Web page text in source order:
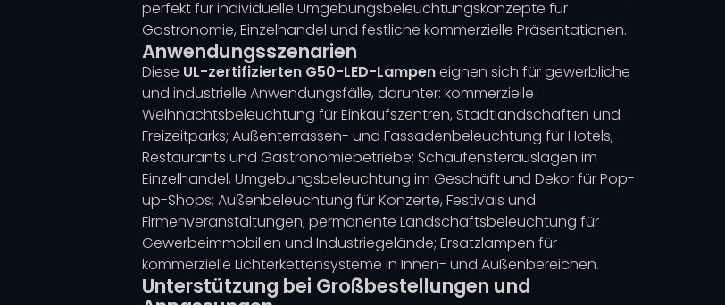
perfekt für individuelle Umgebungsbeleuchtungskonzepte für
Gastronomie, Einzelhandel und festliche kommerzielle Präsentationen.
Anwendungsszenarien
Diese UL-zertifizierten G50-LED-Lampeneignen sich für gewerbliche
und industrielle Anwendungsfälle, darunter: kommerzielle
Weihnachtsbeleuchtung für Einkaufszentren, Stadtlandschaften und
Freizeitparks; Außenterrassen- und Fassadenbeleuchtung für Hotels,
Restaurants und Gastronomiebetriebe; Schaufensterauslagen im
Einzelhandel, Umgebungsbeleuchtung im Geschäft und Dekor für Pop-
up-Shops; Außenbeleuchtung für Konzerte, Festivals und
Firmenveranstaltungen; permanente Landschaftsbeleuchtung für
Gewerbeimmobilien und Industriegelände; Ersatzlampen für
kommerzielle Lichterkettensysteme in Innen- und Außenbereichen.
Unterstützung bei Großbestellungen und